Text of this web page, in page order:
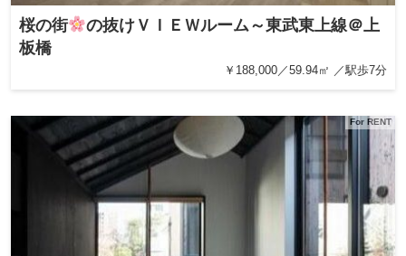
桜の街
の抜けＶＩＥＷルーム～東武東上線＠上
板橋
￥188,000／59.94㎡ ／駅歩7分
For RENT